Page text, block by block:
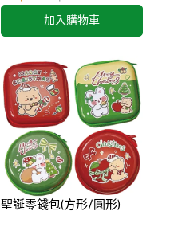
加入購物車
聖誕零錢包(方形/圓形)